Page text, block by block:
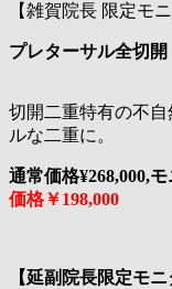
【雑賀院長 限定モニ
プレターサル全切開
切開二重特有の不
ルな二重に。
通常価格¥268,000,
価格￥198,000
【延副院長限定モニ